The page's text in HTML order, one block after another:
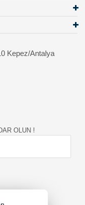
Kepez/Antalya
OLUN !